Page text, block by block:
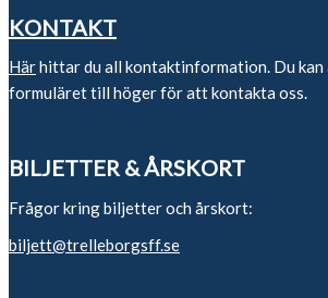
KONTAKT
Härhittar du all kontaktinformation. Du kan
formuläret till höger för att kontakta oss.
BILJETTER & ÅRSKORT
Frågor kring biljetter och årskort:
biljett@trelleborgsff.se